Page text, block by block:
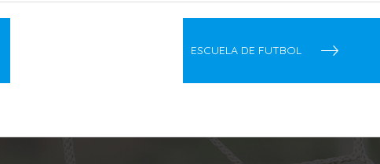
ESCUELA DE FUTBOL